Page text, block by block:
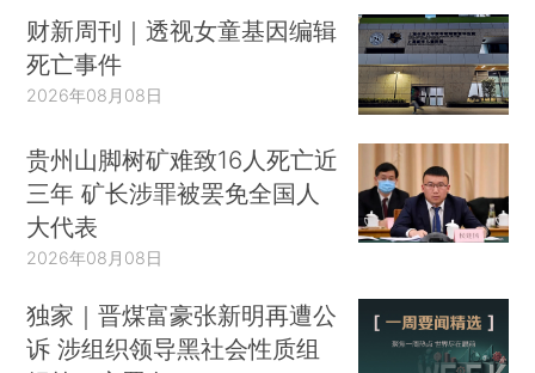
财新周刊｜透视女童基因编辑
死亡事件
2026年08月08日
贵州山脚树矿难致16人死亡近
三年 矿长涉罪被罢免全国人
大代表
2026年08月08日
独家｜晋煤富豪张新明再遭公
诉 涉组织领导黑社会性质组